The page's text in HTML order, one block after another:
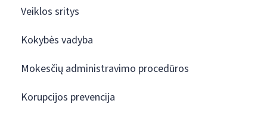
Veiklos sritys
Kokybės vadyba
Mokesčių administravimo procedūros
Korupcijos prevencija